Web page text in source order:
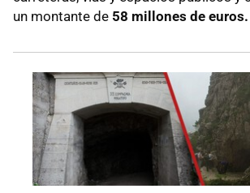
un montante de 58 millones de euros.